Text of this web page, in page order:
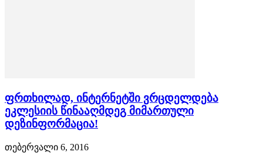
ფრთხილად, ინტერნეტში ვრცდელდება
ეკლესიის წინააღმდეგ მიმართული
დეზინფორმაცია!
თებერვალი 6, 2016